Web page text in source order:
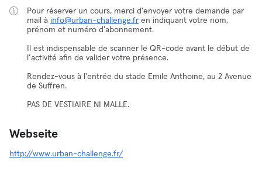
Pour réserver un cours, merci d'envoyer votre demande par
mail à info@urban-challenge.fren indiquant votre nom,
prénom et numéro d'abonnement.
Il est indispensable de scanner le QR-code avant le début de
l’activité afin de valider votre présence.
Rendez-vous à l'entrée du stade Emile Anthoine, au 2 Avenue
de Suffren.
PAS DE VESTIAIRE NI MALLE.
Webseite
http://www.urban-challenge.fr/